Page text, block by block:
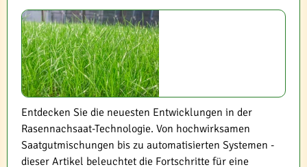
Entdecken Sie die neuesten Entwicklungen in der
Rasennachsaat-Technologie. Von hochwirksamen
Saatgutmischungen bis zu automatisierten Systemen -
dieser Artikel beleuchtet die Fortschritte für eine